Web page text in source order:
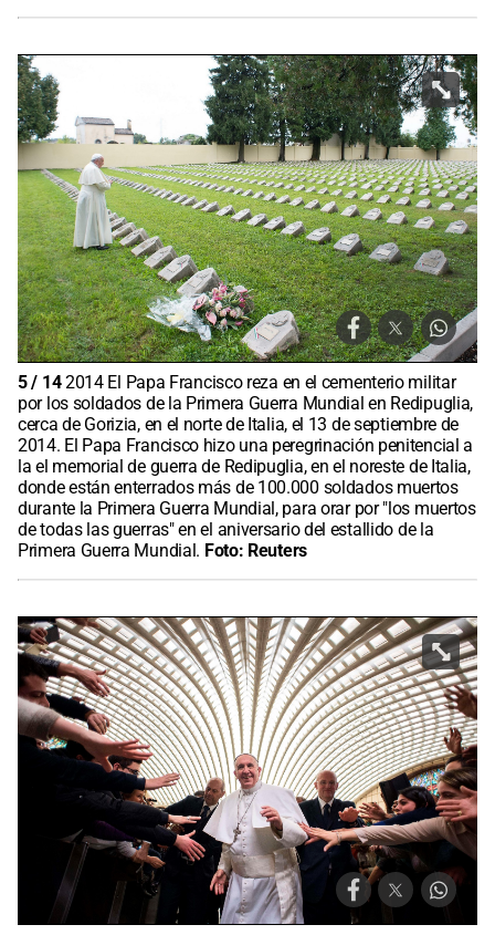
5/ 142014 El Papa Francisco reza en el cementerio militar
por los soldados de la Primera Guerra Mundial en Redipuglia,
cerca de Gorizia, en el norte de Italia, el 13 de septiembre de
2014. El Papa Francisco hizo una peregrinación penitencial a
la el memorial de guerra de Redipuglia, en el noreste de Italia,
donde están enterrados más de 100.000 soldados muertos
durante la Primera Guerra Mundial, para orar por "los muertos
de todas las guerras" en el aniversario del estallido de la
Primera Guerra Mundial. Foto: Reuters